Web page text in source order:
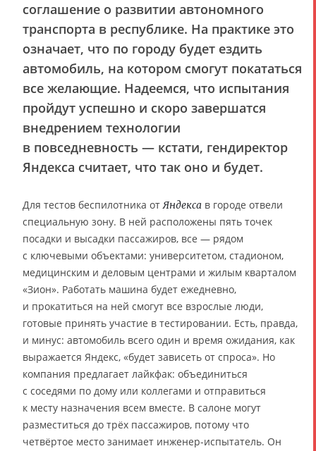
соглашение о развитии автономного
транспорта в республике. На практике это
означает, что по городу будет ездить
автомобиль, на котором смогут покататься
все желающие. Надеемся, что испытания
пройдут успешно и скоро завершатся
внедрением технологии
в повседневность — кстати, гендиректор
Яндекса считает, что так оно и будет.
Для тестов беспилотника отЯндекса в городе отвели
специальную зону. В ней расположены пять точек
посадки и высадки пассажиров, все — рядом
с ключевыми объектами: университетом, стадионом,
медицинским и деловым центрами и жилым кварталом
«Зион». Работать машина будет ежедневно,
и прокатиться на ней смогут все взрослые люди,
готовые принять участие в тестировании. Есть, правда,
и минус: автомобиль всего один и время ожидания, как
выражается Яндекс, «будет зависеть от спроса». Но
компания предлагает лайкфак: объединиться
с соседями по дому или коллегами и отправиться
к месту назначения всем вместе. В салоне могут
разместиться до трёх пассажиров, потому что
четвёртое место занимает инженер-испытатель. Он